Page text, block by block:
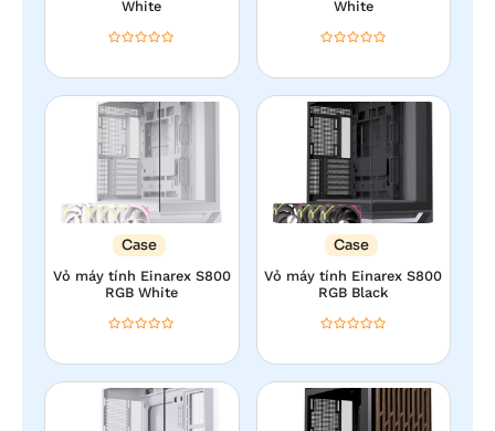
White
White
Case
Vỏ máy tính Einarex S800
RGB White
Case
Vỏ máy tính Einarex S800
RGB Black